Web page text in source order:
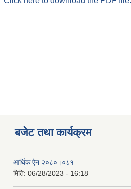
बजेट तथा कार्यक्रम
आर्थिक ऐन २०८०।०८१
मिति: 06/28/2023 - 16:18